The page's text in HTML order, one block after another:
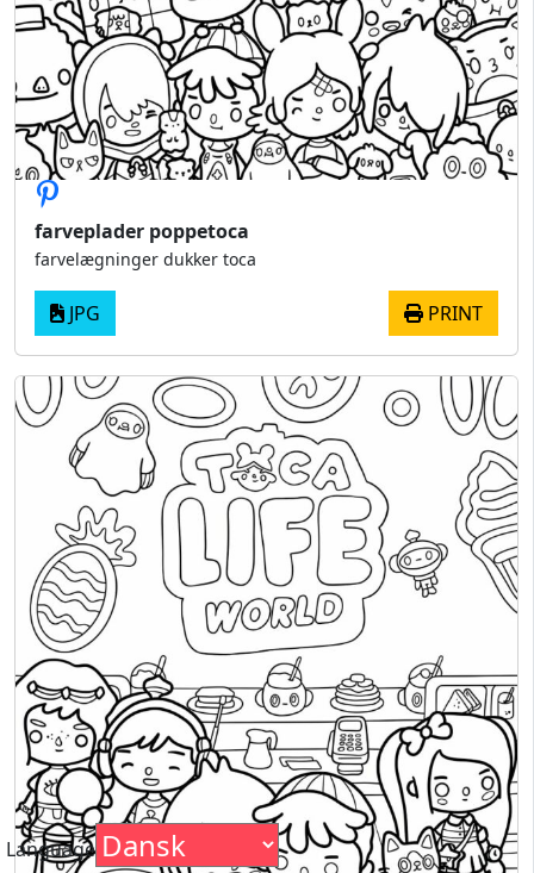
farveplader poppetoca
farvelægninger dukker toca
JPG PRINT
Language